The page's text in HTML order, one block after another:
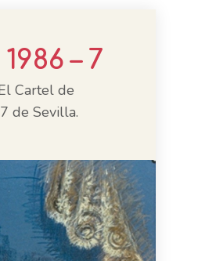
– 7
Cartel de
de Sevilla.